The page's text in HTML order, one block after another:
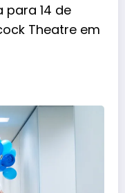
14 de
Theatre em